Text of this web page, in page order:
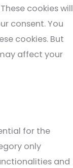
cookies will
consent. You
cookies. But
affect your
for the
only
and